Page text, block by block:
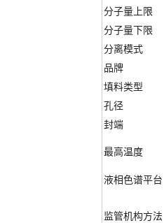
分子量上限
分子量下限
分离模式
品牌
填料类型
孔径
封端
最高温度
液相色谱平台
监管机构方法